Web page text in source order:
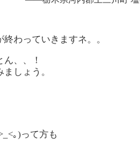
わっていきますネ。。
、、！
しょう。
｡)って方も